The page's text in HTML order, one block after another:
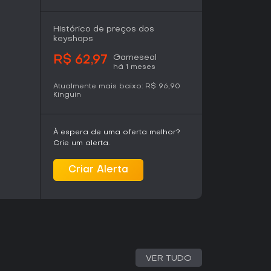
e sinergias de feitiços. Lançado
2024 após o early access, o jogo segue
e pagos, incluindo pacotes de conteúdo e
opções sem fragmentar o gameplay
estratégica encontra confrontos
sobre combates mágicos, tornando-se uma
Histórico de preços dos
keyshops
R$ 62,97 Gameseal
há 1 meses
Atualmente mais baixo: R$ 96,90
Kinguin
À espera de uma oferta melhor?
Crie um alerta.
Criar Alerta
VER TUDO